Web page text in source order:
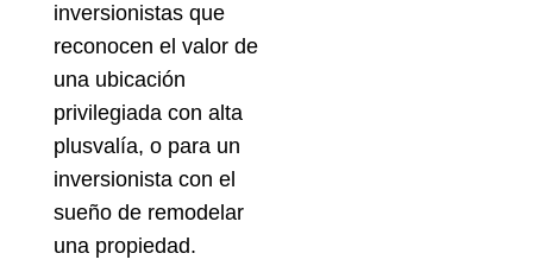
inversionistas que
reconocen el valor de
una ubicación
privilegiada con alta
plusvalía, o para un
inversionista con el
sueño de remodelar
una propiedad.